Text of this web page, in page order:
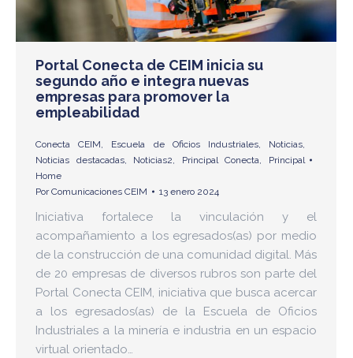
Portal Conecta de CEIM inicia su
segundo año e integra nuevas
empresas para promover la
empleabilidad
Conecta CEIM, Escuela de Oficios Industriales, Noticias,
Noticias destacadas, Noticias2, Principal Conecta, Principal
Home
PorComunicaciones CEIM 13 enero 2024
Iniciativa fortalece la vinculación y el
acompañamiento a los egresados(as) por medio
de la construcción de una comunidad digital. Más
de 20 empresas de diversos rubros son parte del
Portal Conecta CEIM, iniciativa que busca acercar
a los egresados(as) de la Escuela de Oficios
Industriales a la minería e industria en un espacio
virtual orientado…